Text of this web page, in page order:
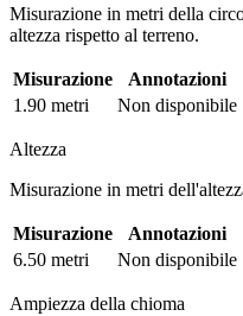
Misurazione in metri della
altezza rispetto al terreno.
Misurazione Annotazioni
1.90 metri
Non disponibile
Altezza
Misurazione in metri
Misurazione Annotazioni
6.50 metri
Non disponibile
Ampiezza della chioma